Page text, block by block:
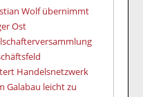
Wolf übernimmt
Ost
Handelsnetzwerk
Galabau leicht zu